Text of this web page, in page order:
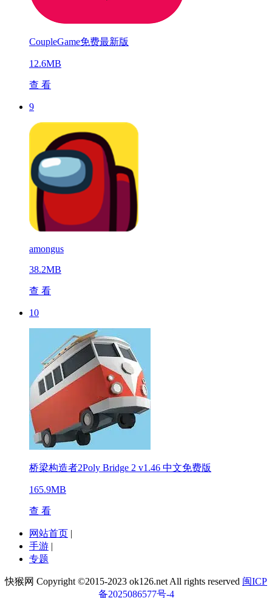
CoupleGame免费最新版
12.6MB
查 看
9
amongus
38.2MB
查 看
10
桥梁构造者2Poly Bridge 2 v1.46 中文免费版
165.9MB
查 看
网站首页 |
手游 |
专题
快猴网 Copyright ©2015-2023 ok126.net All rights reserved 闽ICP
备2025086577号-4